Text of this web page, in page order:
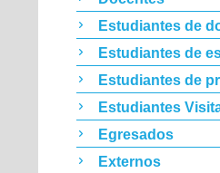
Estudiantes de
Estudiantes de
Estudiantes de
Estudiantes
Egresados
Externos